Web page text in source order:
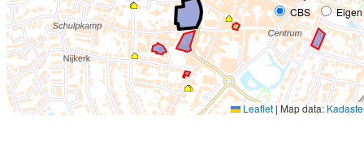
CBS Eigen
Leaflet | Map data: